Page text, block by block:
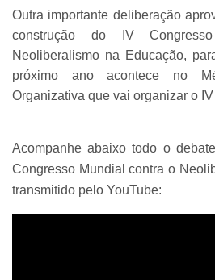
Outra importante deliberação
construção do IV
Neoliberalismo na Educação,
próximo ano acontece no
Organizativa que vai organizar o
Acompanhe abaixo todo o
Congresso Mundial contra o
transmitido pelo YouTube: